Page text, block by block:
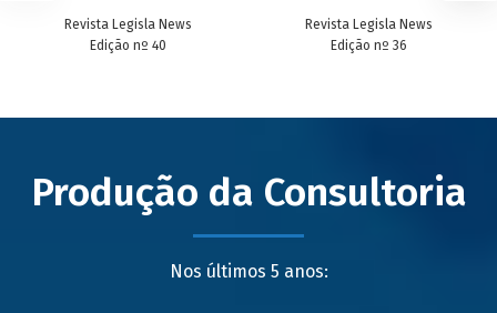
Revista Legisla News
Edição nº 40
Revista Legisla News
Edição nº 36
Produção da Consultoria
Nos últimos 5 anos: